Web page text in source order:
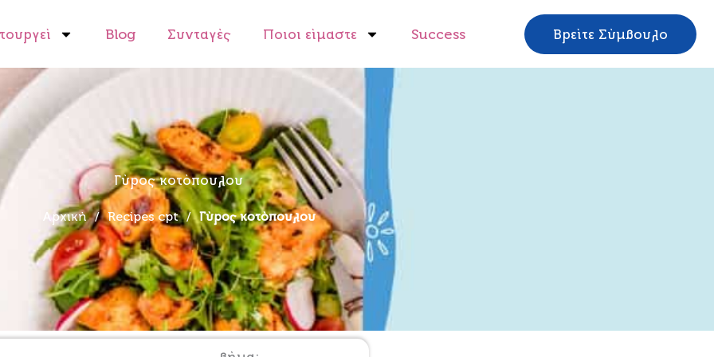
Blog Συνταγές Ποιοι είμαστε Success Βρείτε Σύμβουλο
Γύρος κοτόπουλου
Αρχική / Recipes cpt / Γύρος κοτόπουλου